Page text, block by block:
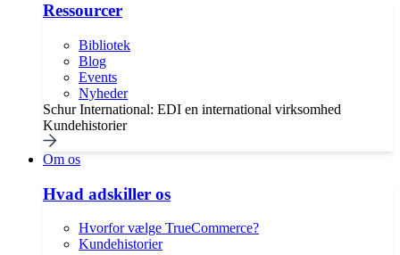
Ressourcer
Bibliotek
Blog
Events
Nyheder
Schur International: EDI en international virksomhed
Kundehistorier
Om os
Hvad adskiller os
Hvorfor vælge TrueCommerce?
Kundehistorier